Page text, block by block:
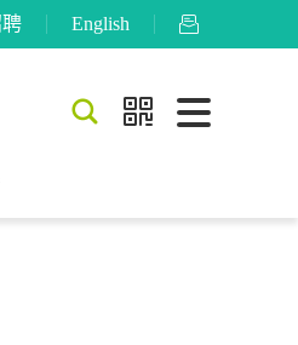
English 
 